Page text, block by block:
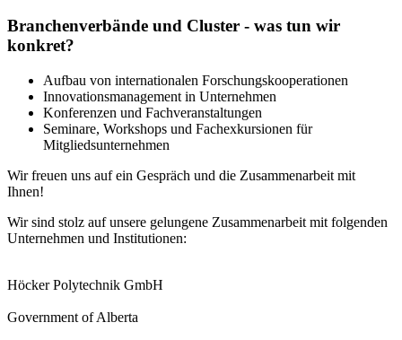
Branchenverbände und Cluster - was tun wir
konkret?
Aufbau von internationalen Forschungskooperationen
Innovationsmanagement in Unternehmen
Konferenzen und Fachveranstaltungen
Seminare, Workshops und Fachexkursionen für
Mitgliedsunternehmen
Wir freuen uns auf ein Gespräch und die Zusammenarbeit mit
Ihnen!
Wir sind stolz auf unsere gelungene Zusammenarbeit mit folgenden
Unternehmen und Institutionen:
Höcker Polytechnik GmbH
Government of Alberta